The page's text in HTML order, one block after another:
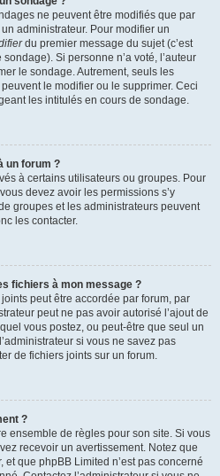
ne peuvent être modifiés que par
administrateur. Pour modifier un
du premier message du sujet (c’est
Si personne n’a voté, l’auteur
le sondage. Autrement, seuls les
le modifier ou le supprimer. Ceci
les intitulés en cours de sondage.
un forum ?
à certains utilisateurs ou groupes. Pour
devez avoir les permissions s’y
groupes et les administrateurs peuvent
les contacter.
fichiers à mon message ?
peut être accordée par forum, par
peut ne pas avoir autorisé l’ajout de
vous postez, ou peut-être que seul un
si vous ne savez pas
de fichiers joints sur un forum.
?
ensemble de règles pour son site. Si vous
recevoir un avertissement. Notez que
et que phpBB Limited n’est pas concerné